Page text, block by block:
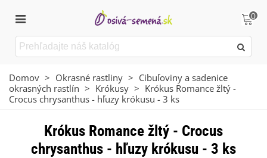
0
Domov > Okrasné rastliny > Cibuľoviny a sadenice
okrasných rastlín > Krókusy > Krókus Romance žltý -
Crocus chrysanthus - hľuzy krókusu - 3 ks
Krókus Romance žltý - Crocus
chrysanthus - hľuzy krókusu - 3 ks